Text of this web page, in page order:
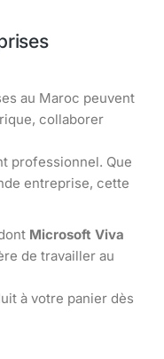
au Maroc peuvent
collaborer
professionnel. Que
entreprise, cette
Microsoft Viva
de travailler au
à votre panier dès